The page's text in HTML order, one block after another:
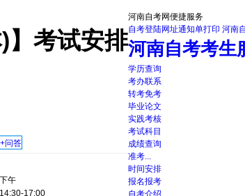
】考试安排
+问答
下午
14:30-17:00
河南自考网便捷服务
自考登陆网址通知单打印 河南
河南自考考生
学历查询
考办联系
转考免考
毕业论文
实践考核
考试科目
成绩查询
准考...
时间安排
报名报考
自考介绍